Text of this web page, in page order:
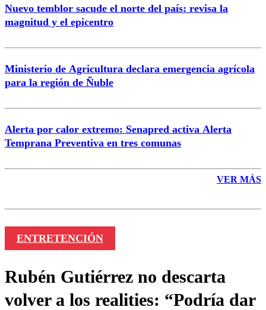
Nuevo temblor sacude el norte del país: revisa la
magnitud y el epicentro
Ministerio de Agricultura declara emergencia agrícola
para la región de Ñuble
Alerta por calor extremo: Senapred activa Alerta
Temprana Preventiva en tres comunas
VER MÁS
ENTRETENCIÓN
Rubén Gutiérrez no descarta
volver a los realities: “Podría dar